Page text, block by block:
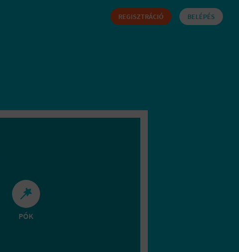
BELÉPÉS
REGISZTRÁCIÓ
PÓK